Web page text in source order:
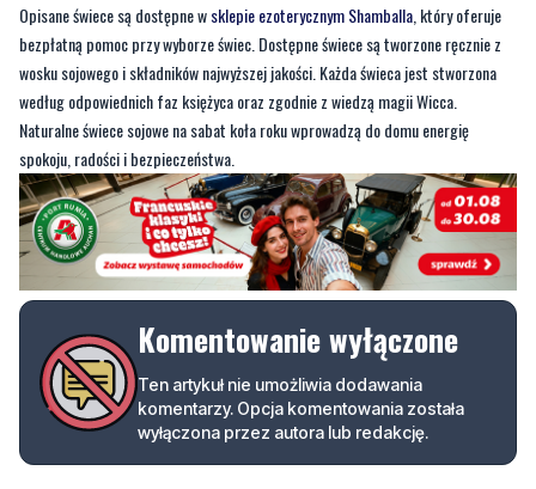
według odpowiednich faz księżyca oraz zgodnie z wiedzą magii Wicca.
Naturalne świece sojowe na sabat koła roku wprowadzą do domu energię
spokoju, radości i bezpieczeństwa.
Komentowanie wyłączone
Ten artykuł nie umożliwia dodawania
wyłączona przez autora lub redakcję.
Podziel się tym artkułem z innymi: